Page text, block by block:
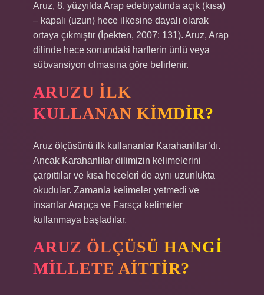
Aruz, 8. yüzyılda Arap edebiyatında açık (kısa)
– kapalı (uzun) hece ilkesine dayalı olarak
ortaya çıkmıştır (İpekten, 2007: 131). Aruz, Arap
dilinde hece sonundaki harflerin ünlü veya
sübvansiyon olmasına göre belirlenir.
ARUZU ILK
KULLANAN KIMDIR?
Aruz ölçüsünü ilk kullananlar Karahanlılar’dı.
Ancak Karahanlılar dilimizin kelimelerini
çarpıttılar ve kısa heceleri de aynı uzunlukta
okudular. Zamanla kelimeler yetmedi ve
insanlar Arapça ve Farsça kelimeler
kullanmaya başladılar.
ARUZ ÖLÇÜSÜ HANGI
MILLETE AITTIR?